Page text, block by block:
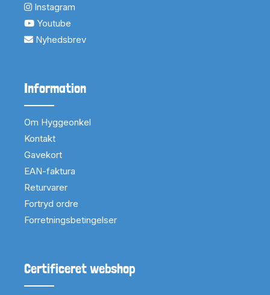
Instagram
Youtube
Nyhedsbrev
Information
Om Hyggeonkel
Kontakt
Gavekort
EAN-faktura
Returvarer
Fortryd ordre
Forretningsbetingelser
Certificeret webshop